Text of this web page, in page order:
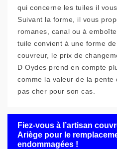
qui concerne les tuiles il
Suivant la forme, il vous
romanes, canal ou à
tuile convient à une forme
couvreur, le prix de
D Oydes prend en compte
comme la valeur de la
pas cher pour son cas.
Fiez-vous à l’artisan
Ariège pour le
endommagées !